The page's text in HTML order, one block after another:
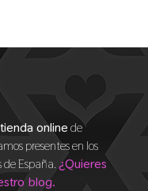
tienda onlinede
presentes en los
de España.¿Quieres
blog.